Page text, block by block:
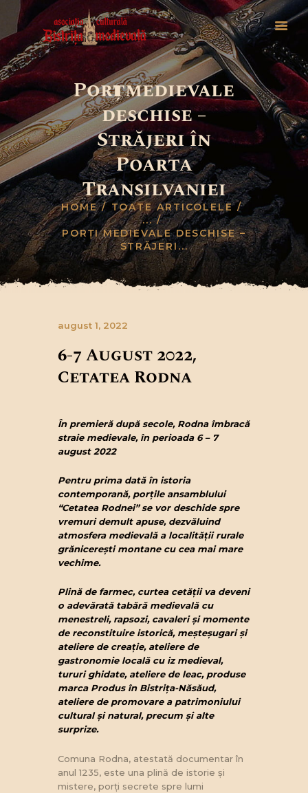
Porți medievale
deschise –
Străjeri în
Poarta
Transilvaniei
HOME
TOATE ARTICOLELE
...
PORȚI MEDIEVALE DESCHISE –
STRĂJERI...
ACASĂ
EVENIMENTE
ASOCIAȚIE
CULTURALĂ
ISTORIE
TURISM MEDIEVAL
NOUTĂȚI
CONTACT
august 1, 2022
6-7 August 2022,
Cetatea Rodna
În premieră după secole, Rodna îmbracă
straie medievale, în perioada 6 – 7
august 2022
Pentru prima dată în istoria
contemporană, porțile ansamblului
“Cetatea Rodnei” se vor deschide spre
vremuri demult apuse, dezvăluind
atmosfera medievală a localității rurale
grănicerești montane cu cea mai mare
vechime.
Plină de farmec, curtea cetățiiva deveni
o adevărată tabără medievală cu
menestreli, rapsozi, cavaleri și momente
de reconstituire istorică, meșteșugari și
ateliere de creație, ateliere de
gastronomie locală cu iz medieval,
tururi ghidate, ateliere de leac, produse
marca Produs în Bistrița-Năsăud,
ateliere de promovare a patrimoniului
cultural și natural, precum și alte
surprize.
Comuna Rodna, atestată documentar în
anul 1235, este una plină de istorie și
mistere, porți secrete spre lumi